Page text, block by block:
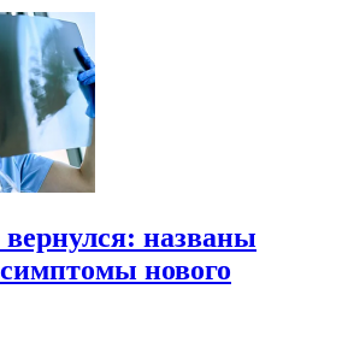
названы
нового